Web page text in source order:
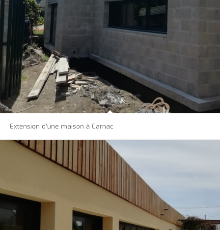
Extension d’une maison à Carnac